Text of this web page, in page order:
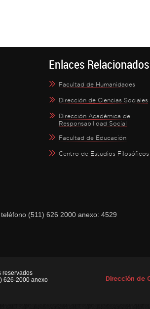
Enlaces Relacionados
Facultad de Humanidades
Dirección de Ciencias Sociales
Dirección Académica de
Responsabilidad Social
Facultad de Educación
Centro de Estudios Filosóficos
(511) 626 2000 anexo: 4529
reservados
626-2000 anexo